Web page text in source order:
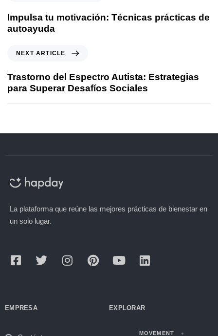
Impulsa tu motivación: Técnicas prácticas de
autoayuda
NEXT ARTICLE
Trastorno del Espectro Autista: Estrategias
para Superar Desafíos Sociales
La plataforma que reúne las mejores prácticas de bienestar en
un solo lugar.
EMPRESA EXPLORAR
MOVEMENT